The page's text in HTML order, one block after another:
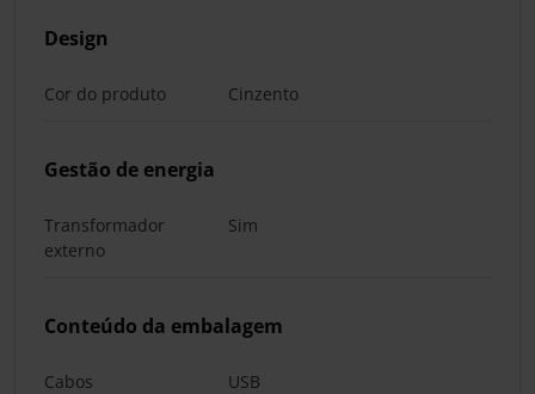
Design
Cor do produto Cinzento
Gestão de energia
Transformador
externo
Sim
Conteúdo da embalagem
Cabos USB